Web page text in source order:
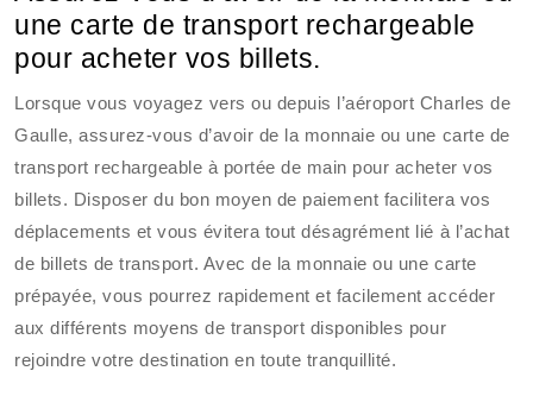
une carte de transport rechargeable
pour acheter vos billets.
Lorsque vous voyagez vers ou depuis l’aéroport Charles de
Gaulle, assurez-vous d’avoir de la monnaie ou une carte de
transport rechargeable à portée de main pour acheter vos
billets. Disposer du bon moyen de paiement facilitera vos
déplacements et vous évitera tout désagrément lié à l’achat
de billets de transport. Avec de la monnaie ou une carte
prépayée, vous pourrez rapidement et facilement accéder
aux différents moyens de transport disponibles pour
rejoindre votre destination en toute tranquillité.